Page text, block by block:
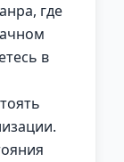
где
в